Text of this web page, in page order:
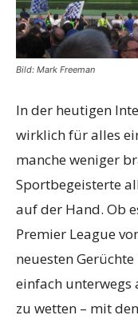
Bild: Mark Freeman
In der heutigen
wirklich für alles
manche weniger
Sportbegeisterte
auf der Hand. Ob
Premier League
neuesten
einfach unterwegs
zu wetten – mit